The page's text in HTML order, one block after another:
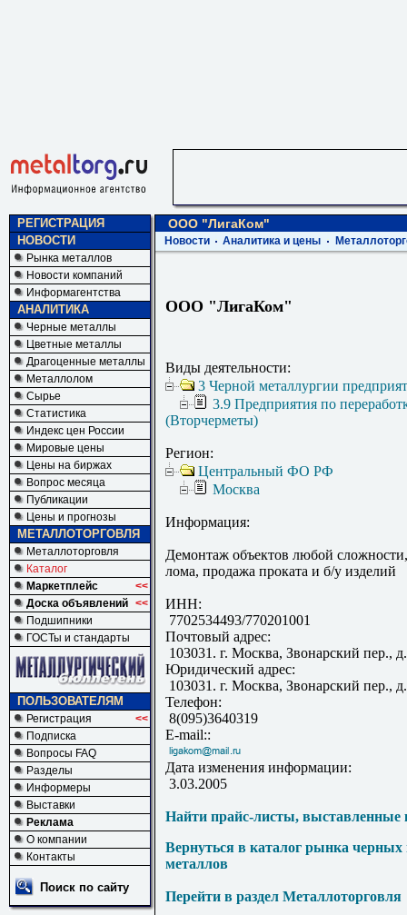
РЕГИСТРАЦИЯ
НОВОСТИ
Рынка металлов
Новости компаний
Информагентства
АНАЛИТИКА
Черные металлы
Цветные металлы
Драгоценные металлы
Металлолом
Сырье
Статистика
Индекс цен России
Мировые цены
Цены на биржах
Вопрос месяца
Публикации
Цены и прогнозы
МЕТАЛЛОТОРГОВЛЯ
Металлоторговля
Каталог
Маркетплейс
<<
Доска объявлений <<
Подшипники
ГОСТы и стандарты
ПОЛЬЗОВАТЕЛЯМ
Регистрация
<<
Подписка
Вопросы FAQ
Разделы
Информеры
Выставки
Реклама
О компании
Контакты
Поиск по сайту
ООО "ЛигаКом"
Новости Аналитика и цены
ООО "ЛигаКом"
Виды деятельности:
3 Черной металлургии
3.9 Предприятия по
(Вторчерметы)
Регион:
Центральный ФО РФ
Москва
Информация:
Демонтаж объектов любой
лома, продажа проката и б/у изделий
ИНН:
7702534493/770201001
Почтовый адрес:
103031. г. Москва, Звонарский пер.,
Юридический адрес:
103031. г. Москва, Звонарский пер.,
Телефон:
8(095)3640319
E-mail::
Дата изменения информации:
3.03.2005
Найти прайс-листы, выставленные
Вернуться в каталог рынка
металлов
Перейти в раздел Металлоторговля